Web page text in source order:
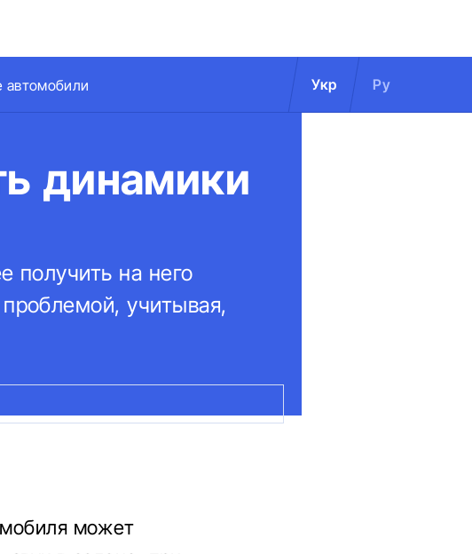
Укр Ру
динамики
получить на него
учитывая,
может